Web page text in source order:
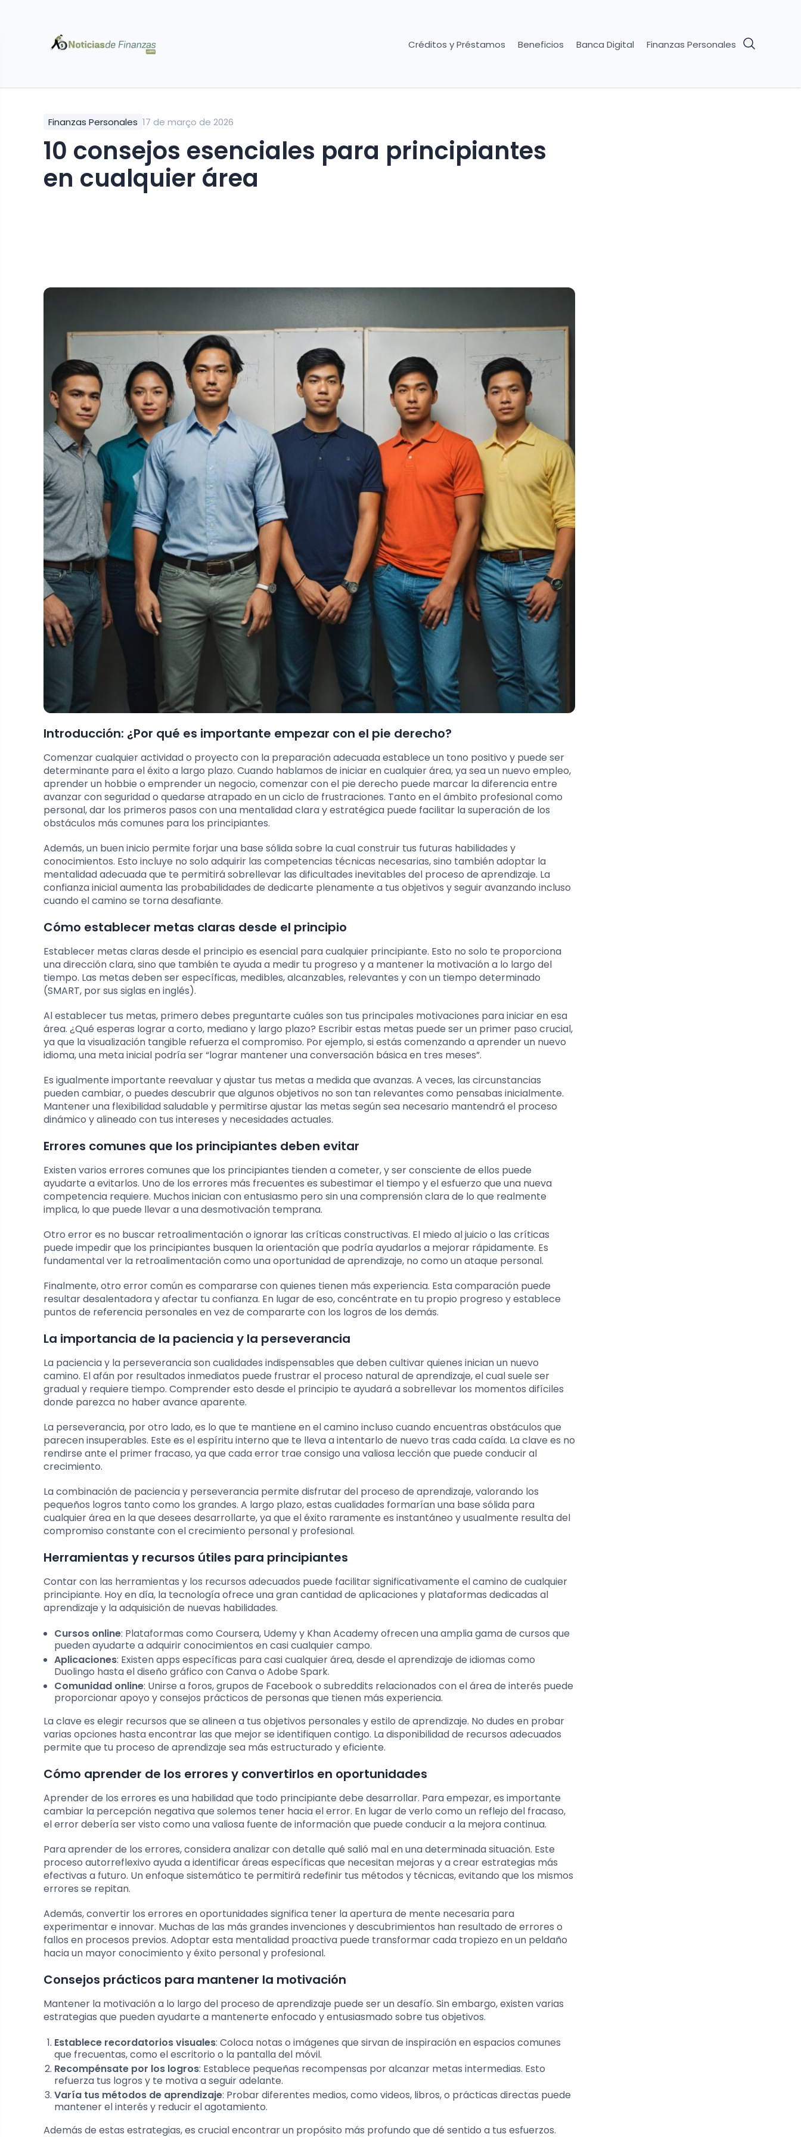
Créditos y Préstamos Beneficios Banca Digital Finanzas Personales
Finanzas Personales 17 de março de 2026
10 consejos esenciales para principiantes
en cualquier área
Introducción: ¿Por qué es importante empezar con el pie derecho?
Comenzar cualquier actividad o proyecto con la preparación adecuada establece un tono positivo y puede ser
determinante para el éxito a largo plazo. Cuando hablamos de iniciar en cualquier área, ya sea un nuevo empleo,
aprender un hobbie o emprender un negocio, comenzar con el pie derecho puede marcar la diferencia entre
avanzar con seguridad o quedarse atrapado en un ciclo de frustraciones. Tanto en el ámbito profesional como
personal, dar los primeros pasos con una mentalidad clara y estratégica puede facilitar la superación de los
obstáculos más comunes para los principiantes.
Además, un buen inicio permite forjar una base sólida sobre la cual construir tus futuras habilidades y
conocimientos. Esto incluye no solo adquirir las competencias técnicas necesarias, sino también adoptar la
mentalidad adecuada que te permitirá sobrellevar las dificultades inevitables del proceso de aprendizaje. La
confianza inicial aumenta las probabilidades de dedicarte plenamente a tus objetivos y seguir avanzando incluso
cuando el camino se torna desafiante.
Cómo establecer metas claras desde el principio
Establecer metas claras desde el principio es esencial para cualquier principiante. Esto no solo te proporciona
una dirección clara, sino que también te ayuda a medir tu progreso y a mantener la motivación a lo largo del
tiempo. Las metas deben ser específicas, medibles, alcanzables, relevantes y con un tiempo determinado
(SMART, por sus siglas en inglés).
Al establecer tus metas, primero debes preguntarte cuáles son tus principales motivaciones para iniciar en esa
área. ¿Qué esperas lograr a corto, mediano y largo plazo? Escribir estas metas puede ser un primer paso crucial,
ya que la visualización tangible refuerza el compromiso. Por ejemplo, si estás comenzando a aprender un nuevo
idioma, una meta inicial podría ser “lograr mantener una conversación básica en tres meses”.
Es igualmente importante reevaluar y ajustar tus metas a medida que avanzas. A veces, las circunstancias
pueden cambiar, o puedes descubrir que algunos objetivos no son tan relevantes como pensabas inicialmente.
Mantener una flexibilidad saludable y permitirse ajustar las metas según sea necesario mantendrá el proceso
dinámico y alineado con tus intereses y necesidades actuales.
Errores comunes que los principiantes deben evitar
Existen varios errores comunes que los principiantes tienden a cometer, y ser consciente de ellos puede
ayudarte a evitarlos. Uno de los errores más frecuentes es subestimar el tiempo y el esfuerzo que una nueva
competencia requiere. Muchos inician con entusiasmo pero sin una comprensión clara de lo que realmente
implica, lo que puede llevar a una desmotivación temprana.
Otro error es no buscar retroalimentación o ignorar las críticas constructivas. El miedo al juicio o las críticas
puede impedir que los principiantes busquen la orientación que podría ayudarlos a mejorar rápidamente. Es
fundamental ver la retroalimentación como una oportunidad de aprendizaje, no como un ataque personal.
Finalmente, otro error común es compararse con quienes tienen más experiencia. Esta comparación puede
resultar desalentadora y afectar tu confianza. En lugar de eso, concéntrate en tu propio progreso y establece
puntos de referencia personales en vez de compararte con los logros de los demás.
La importancia de la paciencia y la perseverancia
La paciencia y la perseverancia son cualidades indispensables que deben cultivar quienes inician un nuevo
camino. El afán por resultados inmediatos puede frustrar el proceso natural de aprendizaje, el cual suele ser
gradual y requiere tiempo. Comprender esto desde el principio te ayudará a sobrellevar los momentos difíciles
donde parezca no haber avance aparente.
La perseverancia, por otro lado, es lo que te mantiene en el camino incluso cuando encuentras obstáculos que
parecen insuperables. Este es el espíritu interno que te lleva a intentarlo de nuevo tras cada caída. La clave es no
rendirse ante el primer fracaso, ya que cada error trae consigo una valiosa lección que puede conducir al
crecimiento.
La combinación de paciencia y perseverancia permite disfrutar del proceso de aprendizaje, valorando los
pequeños logros tanto como los grandes. A largo plazo, estas cualidades formarían una base sólida para
cualquier área en la que desees desarrollarte, ya que el éxito raramente es instantáneo y usualmente resulta del
compromiso constante con el crecimiento personal y profesional.
Herramientas y recursos útiles para principiantes
Contar con las herramientas y los recursos adecuados puede facilitar significativamente el camino de cualquier
principiante. Hoy en día, la tecnología ofrece una gran cantidad de aplicaciones y plataformas dedicadas al
aprendizaje y la adquisición de nuevas habilidades.
Cursos online: Plataformas como Coursera, Udemy y Khan Academy ofrecen una amplia gama de cursos que
pueden ayudarte a adquirir conocimientos en casi cualquier campo.
Aplicaciones: Existen apps específicas para casi cualquier área, desde el aprendizaje de idiomas como
Duolingo hasta el diseño gráfico con Canva o Adobe Spark.
Comunidad online: Unirse a foros, grupos de Facebook o subreddits relacionados con el área de interés puede
proporcionar apoyo y consejos prácticos de personas que tienen más experiencia.
La clave es elegir recursos que se alineen a tus objetivos personales y estilo de aprendizaje. No dudes en probar
varias opciones hasta encontrar las que mejor se identifiquen contigo. La disponibilidad de recursos adecuados
permite que tu proceso de aprendizaje sea más estructurado y eficiente.
Cómo aprender de los errores y convertirlos en oportunidades
Aprender de los errores es una habilidad que todo principiante debe desarrollar. Para empezar, es importante
cambiar la percepción negativa que solemos tener hacia el error. En lugar de verlo como un reflejo del fracaso,
el error debería ser visto como una valiosa fuente de información que puede conducir a la mejora continua.
Para aprender de los errores, considera analizar con detalle qué salió mal en una determinada situación. Este
proceso autorreflexivo ayuda a identificar áreas específicas que necesitan mejoras y a crear estrategias más
efectivas a futuro. Un enfoque sistemático te permitirá redefinir tus métodos y técnicas, evitando que los mismos
errores se repitan.
Además, convertir los errores en oportunidades significa tener la apertura de mente necesaria para
experimentar e innovar. Muchas de las más grandes invenciones y descubrimientos han resultado de errores o
fallos en procesos previos. Adoptar esta mentalidad proactiva puede transformar cada tropiezo en un peldaño
hacia un mayor conocimiento y éxito personal y profesional.
Consejos prácticos para mantener la motivación
Mantener la motivación a lo largo del proceso de aprendizaje puede ser un desafío. Sin embargo, existen varias
estrategias que pueden ayudarte a mantenerte enfocado y entusiasmado sobre tus objetivos.
Establece recordatorios visuales: Coloca notas o imágenes que sirvan de inspiración en espacios comunes
que frecuentas, como el escritorio o la pantalla del móvil.
Recompénsate por los logros: Establece pequeñas recompensas por alcanzar metas intermedias. Esto
refuerza tus logros y te motiva a seguir adelante.
Varía tus métodos de aprendizaje: Probar diferentes medios, como videos, libros, o prácticas directas puede
mantener el interés y reducir el agotamiento.
Además de estas estrategias, es crucial encontrar un propósito más profundo que dé sentido a tus esfuerzos.